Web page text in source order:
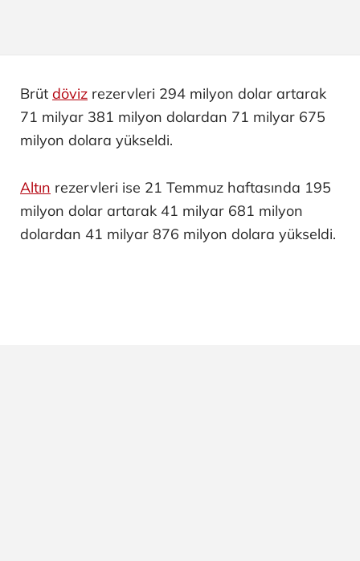
Brüt döviz rezervleri 294 milyon dolar artarak
71 milyar 381 milyon dolardan 71 milyar 675
milyon dolara yükseldi.
Altın rezervleri ise 21 Temmuz haftasında 195
milyon dolar artarak 41 milyar 681 milyon
dolardan 41 milyar 876 milyon dolara yükseldi.